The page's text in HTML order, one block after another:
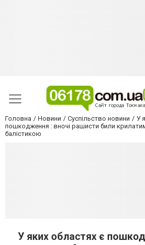
Головна Новини Суспільство новини
У
пошкодження : вночі рашисти били
балістикою
У яких областях є